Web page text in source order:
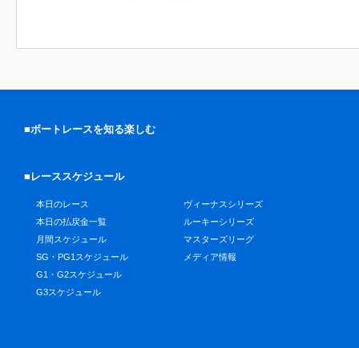
■ボートレースを知る楽しむ
■レーススケジュール
本日のレース
本日の払戻金一覧
月間スケジュール
SG・PG1スケジュール
G1・G2スケジュール
G3スケジュール
ヴィーナスシリーズ
ルーキーシリーズ
マスターズリーグ
メディア情報